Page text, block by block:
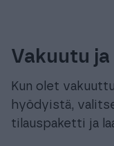
Vakuutu
Kun olet
hyödyistä,
tilauspaketti ja